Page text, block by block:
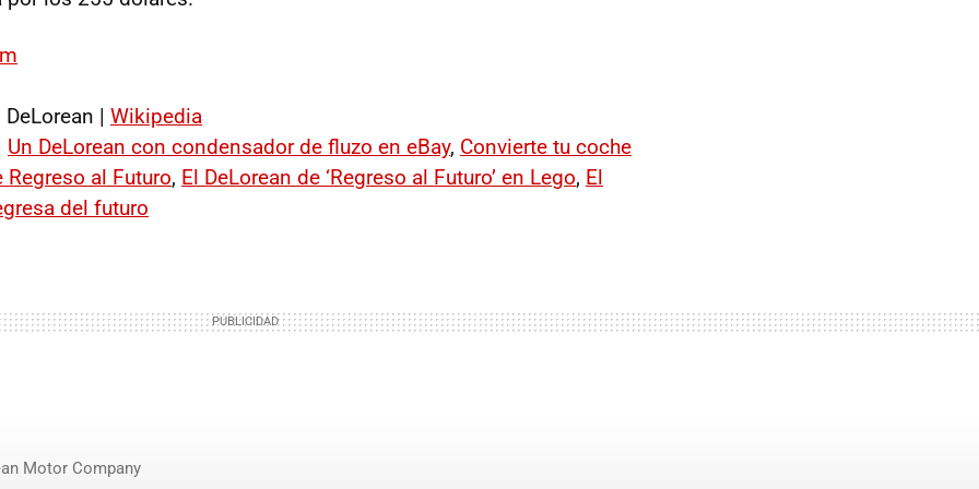
| Wikipedia
Un DeLorean con condensador de fluzo en eBay, Convierte tu coche
Regreso al Futuro, El DeLorean de ‘Regreso al Futuro’ en Lego, El
del futuro
Motor Company